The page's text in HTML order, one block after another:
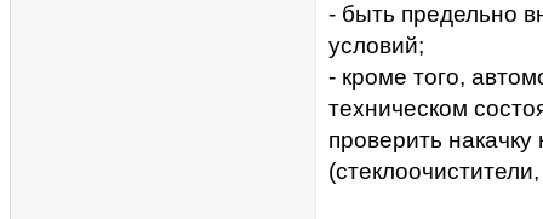
- быть предельно
условий;
- кроме того,
техническом
проверить